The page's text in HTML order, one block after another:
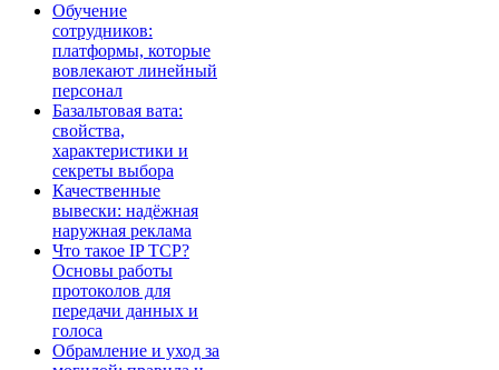
Обучение
сотрудников:
платформы, которые
вовлекают линейный
персонал
Базальтовая вата:
свойства,
характеристики и
секреты выбора
Качественные
вывески: надёжная
наружная реклама
Что такое IP TCP?
Основы работы
протоколов для
передачи данных и
голоса
Обрамление и уход за